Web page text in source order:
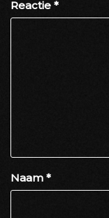
Reactie *
Naam *